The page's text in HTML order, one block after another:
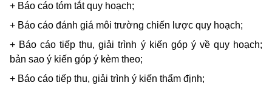
+ Báo cáo tóm tắt quy hoạch;
+ Báo cáo đánh giá môi trường chiến lược quy hoạch;
+ Báo cáo tiếp thu, giải trình ý kiến góp ý về quy hoạch;
bản sao ý kiến góp ý kèm theo;
+ Báo cáo tiếp thu, giải trình ý kiến thẩm định;